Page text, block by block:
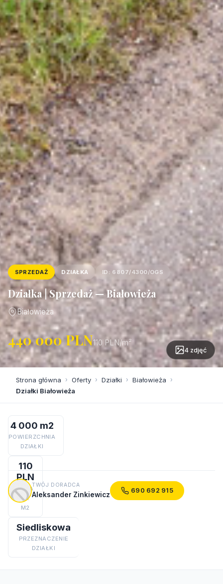
SPRZEDAŻ DZIAŁKA ID: 6807/4300/OGS
Działka | Sprzedaż — Białowieża
Białowieża
440 000 PLN110 PLN/m²
4 zdjęć
Strona główna › Oferty › Działki › Białowieża ›
Działki Białowieża
4 000 m2
POWIERZCHNIA
DZIAŁKI
110
PLN
CENA
ZA
M2
Siedliskowa
PRZEZNACZENIE
DZIAŁKI
TWÓJ DORADCA
Aleksander Zinkiewicz 690 692 915